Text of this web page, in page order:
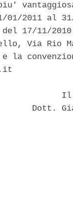
piu'
2011 al
17/11/
Via Rio
e la
Dott.